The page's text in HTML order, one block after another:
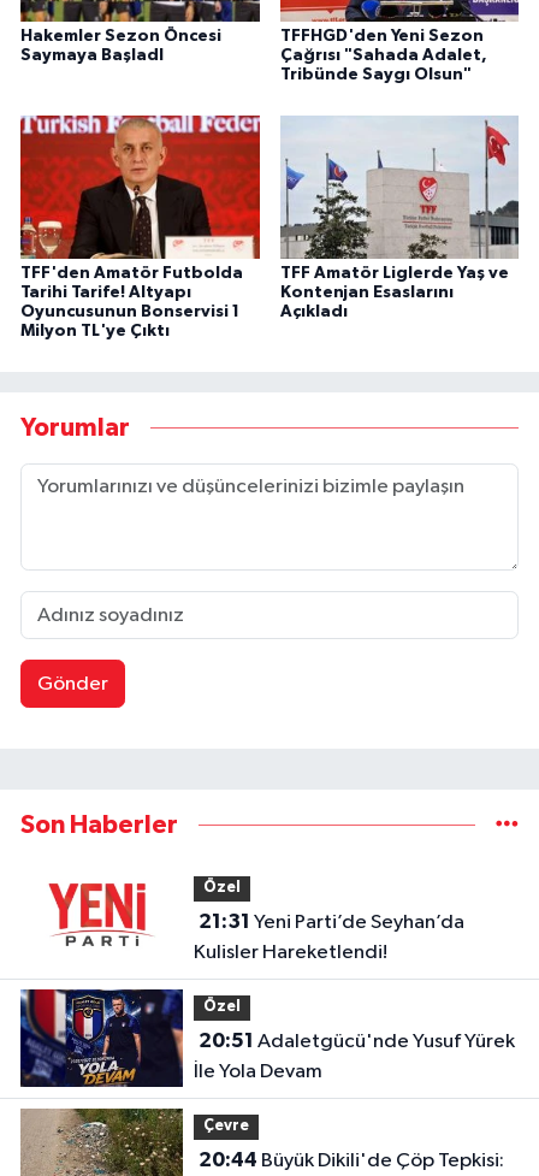
Hakemler Sezon Öncesi
Saymaya BaşladI
TFFHGD'den Yeni Sezon
Çağrısı "Sahada Adalet,
Tribünde Saygı Olsun"
TFF'den Amatör Futbolda
Tarihi Tarife! Altyapı
Oyuncusunun Bonservisi 1
Milyon TL'ye Çıktı
TFF Amatör Liglerde Yaş ve
Kontenjan Esaslarını
Açıkladı
Yorumlar
Gönder
Son Haberler
Özel
21:31
Kulisler Hareketlendi!
Özel
20:51
İle Yola Devam
Çevre
20:44